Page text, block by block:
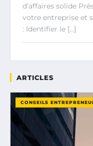
d’affaires solide
votre entreprise et
: Identifier le […]
ARTICLES
CONSEILS